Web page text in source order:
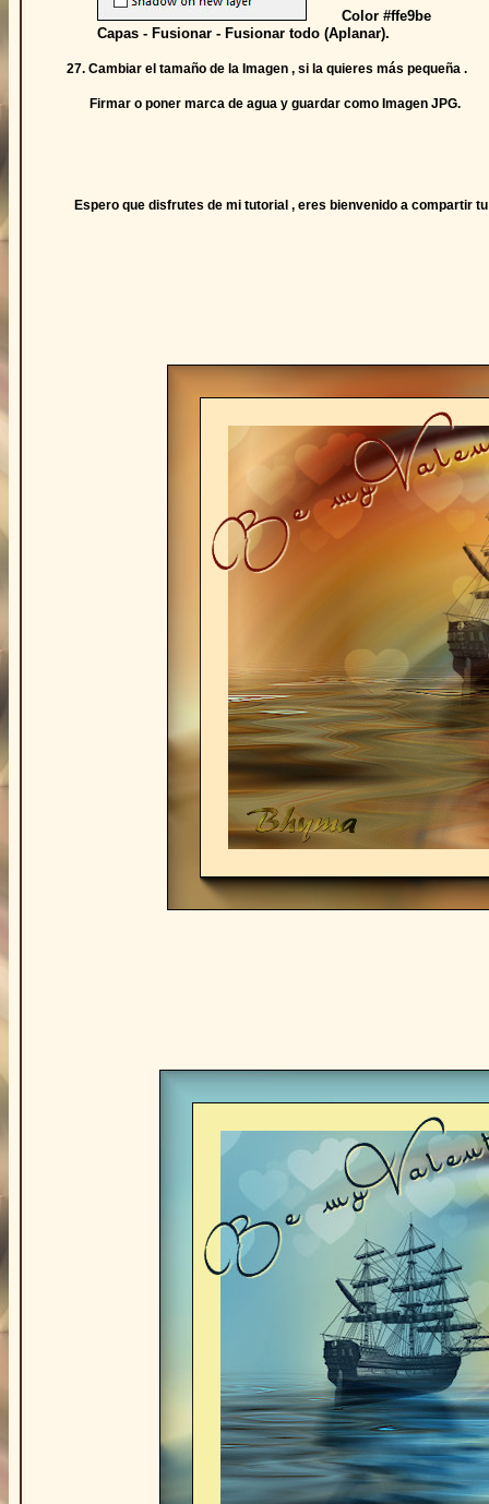
Color #ffe9be
Capas - Fusionar - Fusionar todo (Aplanar).
27. Cambiar el tamaño de la Imagen , si la quieres más pequeña .
Firmar o poner marca de agua y guardar como Imagen JPG.
Espero que disfrutes de mi tutorial , eres bienvenido a compartir